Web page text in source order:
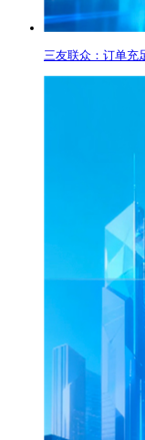
三友联众：订单充